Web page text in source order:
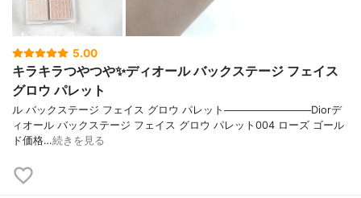
5.00
キラキラつやつや✨ディオール バックステージ フェイス
グロウ パレット
ル バックステージ フェイス グロウ パレット────────────Diorデ
ィオール バックステージ フェイス グロウ パレット004 ローズ ゴール
ド価格…続きを見る